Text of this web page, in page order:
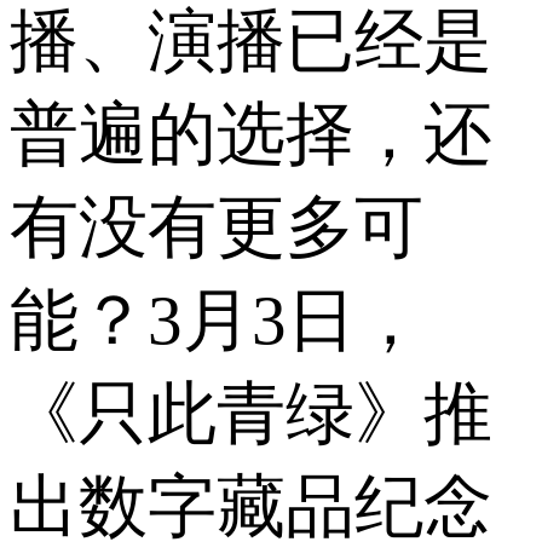
播、演播已经是
普遍的选择，还
有没有更多可
能？3月3日，
《只此青绿》推
出数字藏品纪念